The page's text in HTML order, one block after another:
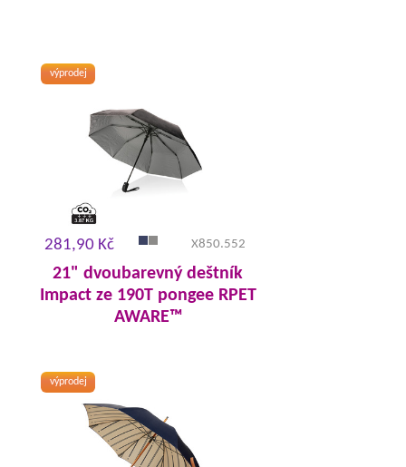
výprodej
281,90 Kč X850.552
21" dvoubarevný deštník
Impact ze 190T pongee RPET
AWARE™
výprodej